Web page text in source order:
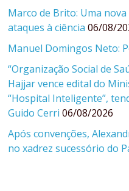
Marco de Brito: Uma
ataques à ciência 06/08/
Manuel Domingos Neto:
“Organização Social de
Hajjar vence edital do
“Hospital Inteligente”,
Guido Cerri 06/08/2026
Após convenções,
no xadrez sucessório do